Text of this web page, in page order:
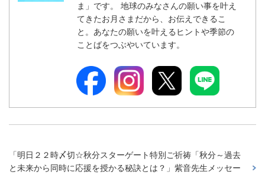
ま」です。 地球のみなさんの願い事を叶え
てきたお月さまだから、お伝えできるこ
と。あなたの願いを叶えるヒントや季節の
ことばをつぶやいています。
「明日２２時〆切☆秋分スターゲート特別ご祈祷「秋分～過去
と未来から同時に応援を授かる秘訣とは？」紫音先生メッセー